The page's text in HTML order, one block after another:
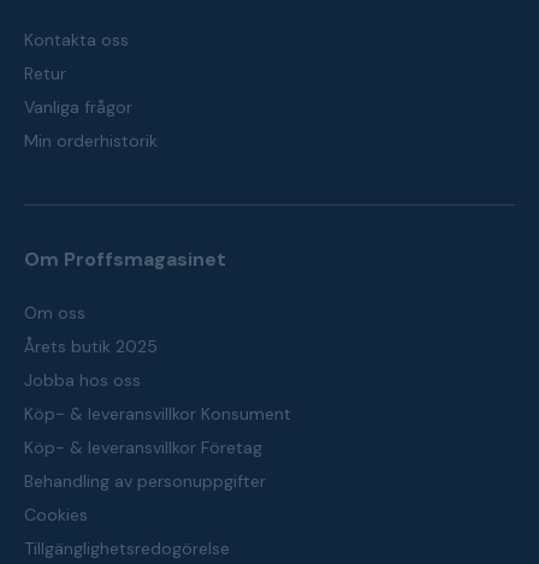
Kontakta oss
Retur
Vanliga frågor
Min orderhistorik
Om Proffsmagasinet
Om oss
Årets butik 2025
Jobba hos oss
Köp- & leveransvillkor Konsument
Köp- & leveransvillkor Företag
Behandling av personuppgifter
Cookies
Tillgänglighetsredogörelse